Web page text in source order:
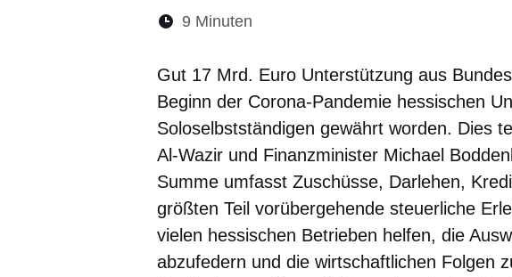
Lesedauer:
9 Minuten
Gut 17 Mrd. Euro Unterstützung aus
Beginn der Corona-Pandemie hessischen
Soloselbstständigen gewährt worden. Dies
Al-Wazir und Finanzminister Michael
Summe umfasst Zuschüsse, Darlehen,
größten Teil vorübergehende steuerliche
vielen hessischen Betrieben helfen, die
abzufedern und die wirtschaftlichen Folgen